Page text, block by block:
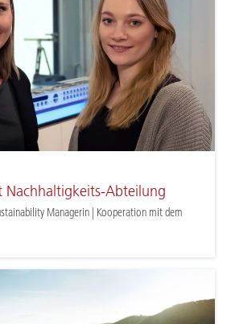
Nachhaltigkeits-Abteilung
Managerin | Kooperation mit dem